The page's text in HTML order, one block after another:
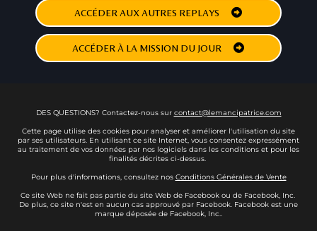
ACCÉDER AUX AUTRES REPLAYS
ACCÉDER À LA MISSION DU JOUR
DES QUESTIONS? Contactez-nous sur contact@lemancipatrice.com
Cette page utilise des cookies pour analyser et améliorer l'utilisation du site
par ses utilisateurs. En utilisant ce site Internet, vous consentez expressément
au traitement de vos données par nos logiciels dans les conditions et pour les
finalités décrites ci-dessus.
Pour plus d'informations, consultez nos Conditions Générales de Vente
Ce site Web ne fait pas partie du site Web de Facebook ou de Facebook, Inc.
De plus, ce site n'est en aucun cas approuvé par Facebook. Facebook est une
marque déposée de Facebook, Inc..